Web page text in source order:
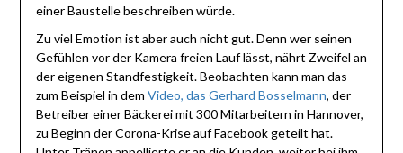
einer Baustelle beschreiben würde.
Zu viel Emotion ist aber auch nicht gut. Denn wer seinen
Gefühlen vor der Kamera freien Lauf lässt, nährt Zweifel an
der eigenen Standfestigkeit. Beobachten kann man das
zum Beispiel in dem Video, das Gerhard Bosselmann, der
Betreiber einer Bäckerei mit 300 Mitarbeitern in Hannover,
zu Beginn der Corona-Krise auf Facebook geteilt hat.